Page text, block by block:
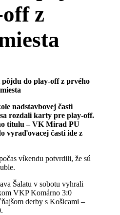
z
pôjdu do play-off z prvého
miesta
nadstavbovej časti
rozdali karty pre play-off.
titulu – VK Mirad PU
vyraďovacej časti ide z
víkendu potvrdili, že sú
Šalatu v sobotu vyhrali
VKP Komárno 3:0
derby s Košicami –